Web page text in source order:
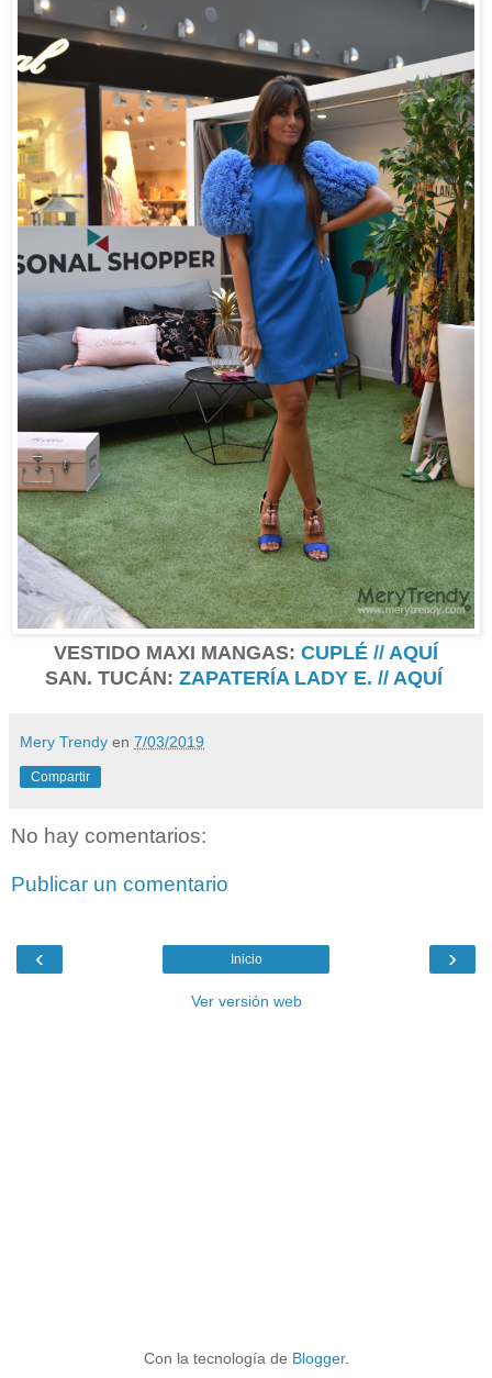
VESTIDO MAXI MANGAS: CUPLÉ // AQUÍ
SAN. TUCÁN: ZAPATERÍA LADY E. // AQUÍ
Mery Trendy en 7/03/2019
Compartir
No hay comentarios:
Publicar un comentario
‹ ›
Inicio
Ver versión web
Con la tecnología de Blogger.